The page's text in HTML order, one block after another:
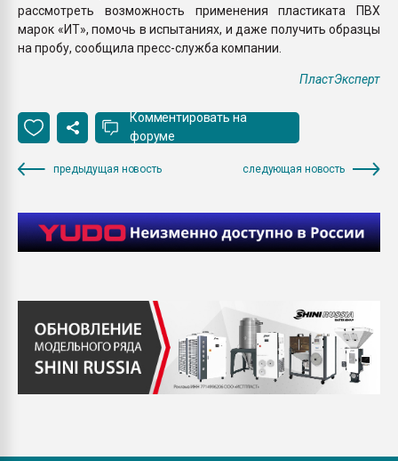
рассмотреть возможность применения пластиката ПВХ
марок «ИТ», помочь в испытаниях, и даже получить образцы
на пробу, сообщила пресс-служба компании.
ПластЭксперт
Комментировать на
форуме
предыдущая новость следующая новость